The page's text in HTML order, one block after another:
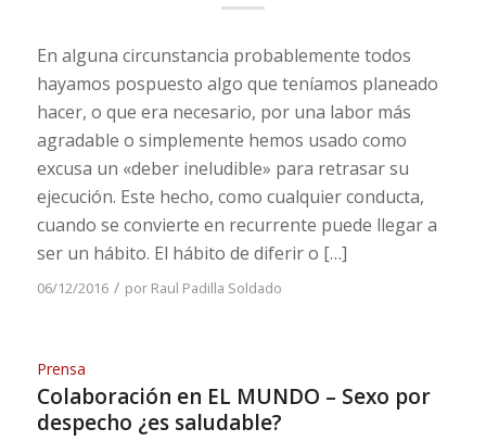
En alguna circunstancia probablemente todos
hayamos pospuesto algo que teníamos planeado
hacer, o que era necesario, por una labor más
agradable o simplemente hemos usado como
excusa un «deber ineludible» para retrasar su
ejecución. Este hecho, como cualquier conducta,
cuando se convierte en recurrente puede llegar a
ser un hábito. El hábito de diferir o […]
06/12/2016 / por Raul Padilla Soldado
Prensa
Colaboración en EL MUNDO – Sexo por
despecho ¿es saludable?